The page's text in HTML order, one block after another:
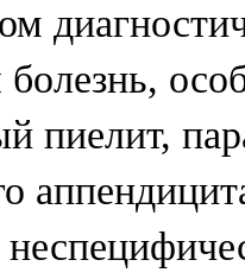
пиелит,